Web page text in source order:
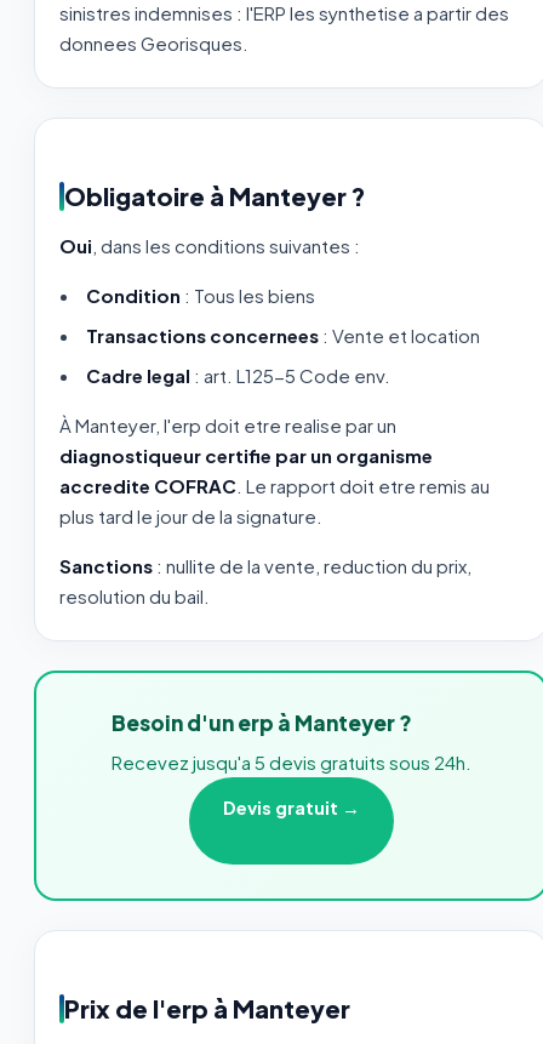
sinistres indemnises : l'ERP les synthetise a partir des
donnees Georisques.
Obligatoire à Manteyer ?
Oui , dans les conditions suivantes :
Condition : Tous les biens
Transactions concernees : Vente et location
Cadre legal : art. L125-5 Code env.
À Manteyer, l'erp doit etre realise par un
diagnostiqueur certifie par un organisme
accredite COFRAC . Le rapport doit etre remis au
plus tard le jour de la signature.
Sanctions : nullite de la vente, reduction du prix,
resolution du bail.
Besoin d'un erp à Manteyer ?
Recevez jusqu'a 5 devis gratuits sous 24h.
Devis gratuit →
Prix de l'erp à Manteyer